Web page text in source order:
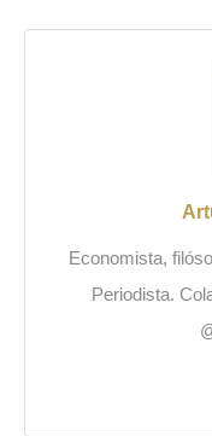
Economista,
Periodista.